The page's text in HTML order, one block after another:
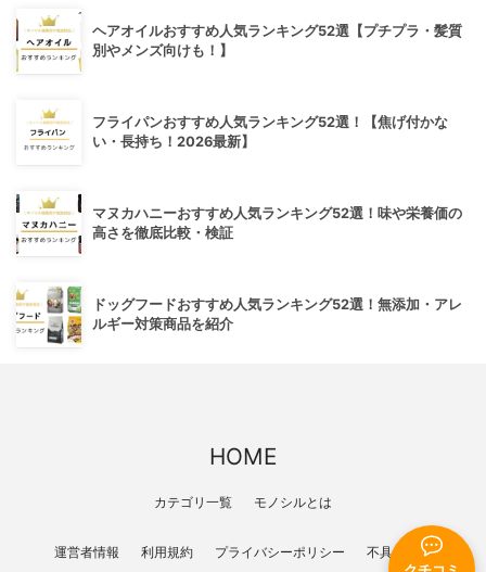
ヘアオイルおすすめ人気ランキング52選【プチプラ・髪質
別やメンズ向けも！】
フライパンおすすめ人気ランキング52選！【焦げ付かな
い・長持ち！2026最新】
マヌカハニーおすすめ人気ランキング52選！味や栄養価の
高さを徹底比較・検証
ドッグフードおすすめ人気ランキング52選！無添加・アレ
ルギー対策商品を紹介
HOME
カテゴリ一覧 モノシルとは
運営者情報 利用規約 プライバシーポリシー 不具合報告